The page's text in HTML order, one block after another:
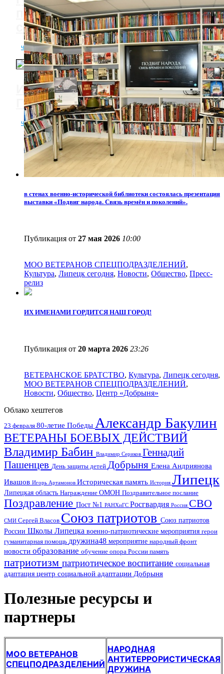
памятные акции и работа с
семьями защитников
читать полностью
ИХ ИМЕНАМИ ГОРДИТСЯ НАШ
ГОРОД!
читать полностью
в стенах военно-исторической библиотеки состоялась презентация
выставки «Подвиг народа. Связь времён и поколений».
Публикация от 27 мая 2026 10:00
МОО ВЕТЕРАНОВ СПЕЦПОДРАЗДЕЛЕНИЙ,
Культура, Липецк сегодня, Новости, Общество, Пресс-
релиз
ИХ ИМЕНАМИ ГОРДИТСЯ НАШ ГОРОД!
Публикация от 20 марта 2026 23:26
ВЕТЕРАНСКОЕ БРАТСТВО, Культура, Липецк сегодня,
МОО ВЕТЕРАНОВ СПЕЦПОДРАЗДЕЛЕНИЙ,
Новости, Общество, Центр «Добрыня»
Облако хештегов
23 февраля 80-летие Победы Александр Бакулин
ВЕТЕРАНЫ БОЕВЫХ ДЕЙСТВИЙ
Владимир Бабин Владимир Сериков Геннадий
Пашенцев День защиты детей Добрыня Елена Андриянова
Ивашов Игорь Артамонов Историческая память История Липецк
Липецкая область Награждение ОМОН Поздравительное послание
Поздравление Пост №1 РАНХиГС Росгвардия Россия СВО
СМИ Сергей Власов Союз патриотов Союз патриотов
России Школы Липецка военно-патриотические мероприятия герои
гуманитарная помощь дружина48 мероприятие народный фронт
новости образование обучение опора России память
патриотизм патриотическое воспитание социальная
адаптация центр социальной адаптации Добрыня
Полезные ресурсы и
партнеры
МОО ВЕТЕРАНОВ
СПЕЦПОДРАЗДЕЛЕНИЙ
НАРОДНАЯ
АНТИТЕРРОРИСТИЧЕСКАЯ
ДРУЖИНА